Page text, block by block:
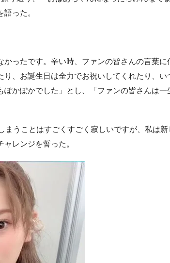
った。
ったです。辛い時、ファンの皆さんの言葉に
、お誕生日は全力でお祝いしてくれたり、い
かぽかでした」とし、「ファンの皆さんは一
うことはすごくすごく寂しいですが、私は新
レンジを誓った。